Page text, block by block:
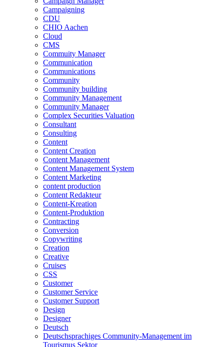
Campaigning
CDU
CHIO Aachen
Cloud
CMS
Commuity Manager
Communication
Communications
Community
Community building
Community Management
Community Manager
Complex Securities Valuation
Consultant
Consulting
Content
Content Creation
Content Management
Content Management System
Content Marketing
content production
Content Redakteur
Content-Kreation
Content-Produktion
Contracting
Conversion
Copywriting
Creation
Creative
Cruises
CSS
Customer
Customer Service
Customer Support
Design
Designer
Deutsch
Deutschsprachiges Community-Management im
Tourismus Sektor